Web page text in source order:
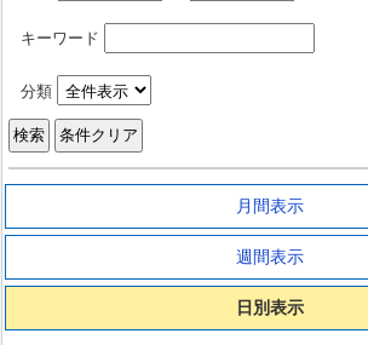
キーワード
分類
月間表示
週間表示
日別表示